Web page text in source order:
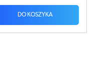
DO KOSZYKA